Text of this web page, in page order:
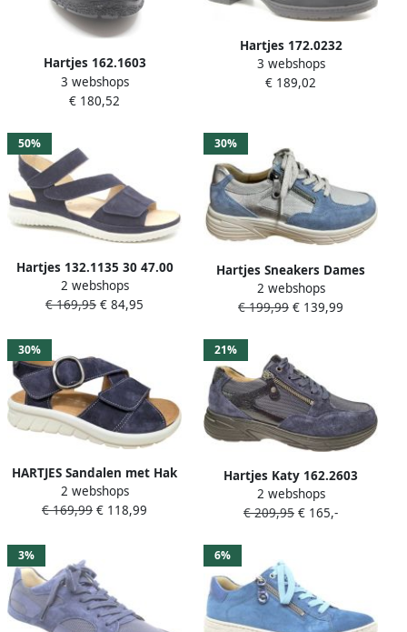
Hartjes 162.1603
99~~~~~~~~~~~~~~~~~~~
Dames veterschoenen
3 webshops
€ 180,52
Hartjes 172.0232
99~~~~~~~~~~~~~~~~~~~
Laarsjes Blauw
3 webshops
€ 189,02
50%
Hartjes 132.1135 30 47.00
Sandalen Blauw Suede
Dames Breedtemaat G
2 webshops
€ 169,95 € 84,95
30%
Hartjes Sneakers Dames
Blauw
2 webshops
€ 199,99 € 139,99
30%
HARTJES Sandalen met Hak
Dames Calypso Maat: 39
Materiaal: Suède Kleur:
2 webshops
€ 169,99 € 118,99
21%
Hartjes Katy 162.2603
dunkelblau donkerblauw
2 webshops
€ 209,95 € 165,-
3% 6%